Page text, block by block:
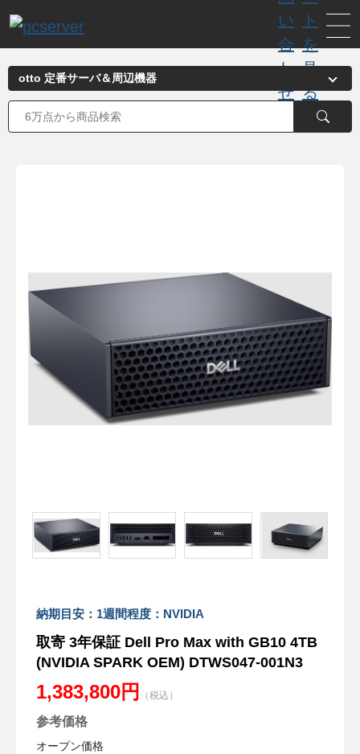
納期目安：1週間程度：NVIDIA
取寄 3年保証 Dell Pro Max with GB10 4TB
(NVIDIA SPARK OEM) DTWS047-001N3
1,383,800円 （税込）
参考価格
オープン価格